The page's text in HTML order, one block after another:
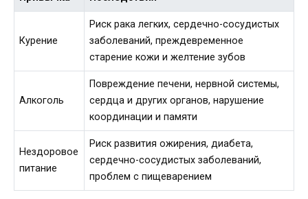
Курение
Риск рака легких, сердечно-сосудистых
заболеваний, преждевременное
старение кожи и желтение зубов
Алкоголь
Повреждение печени, нервной системы,
сердца и других органов, нарушение
координации и памяти
Нездоровое
питание
Риск развития ожирения, диабета,
сердечно-сосудистых заболеваний,
проблем с пищеварением